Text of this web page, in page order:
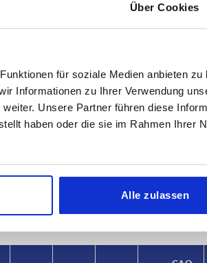
Über Cookies
für soziale Medien anbieten zu
Informationen zu Ihrer Verwendung
Unsere Partner führen diese
haben oder die sie im Rahmen Ihrer
Alle zulassen
de base
Délai de
4-20 jours